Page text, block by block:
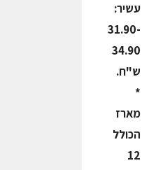
עשיר:
31.90-
34.90
ש"ח.
*
מארז
הכולל
12